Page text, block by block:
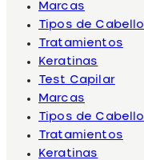
Marcas
Tipos de Cabello
Tratamientos
Keratinas
Test Capilar
Marcas
Tipos de Cabello
Tratamientos
Keratinas